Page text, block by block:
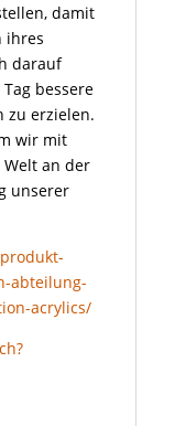
damit
ihres
darauf
bessere
zu erzielen.
wir mit
an der
unserer
abteilung-
acrylics/